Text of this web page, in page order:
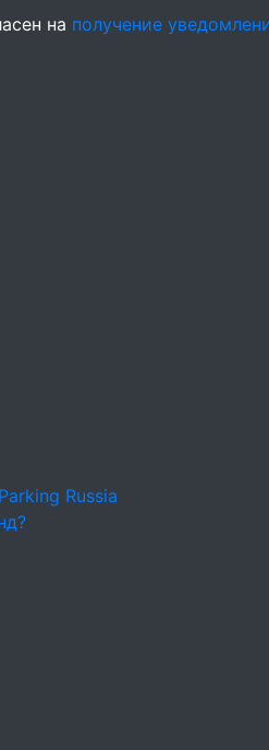
на получение
Russia